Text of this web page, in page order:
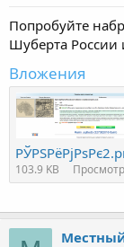
Попробуйте
Шуберта России
Вложения
103.9 KB